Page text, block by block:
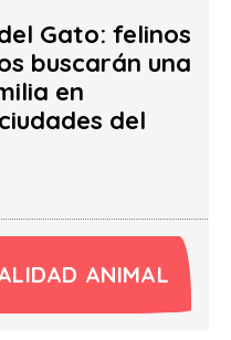
Gato: felinos
buscarán una
en
del
ANIMAL